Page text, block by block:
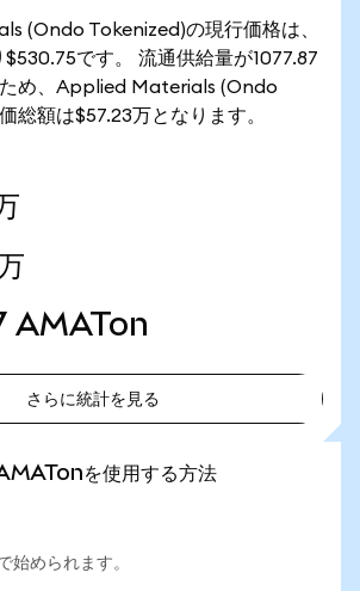
(Ondo Tokenized)の現行価格は、
です。 流通供給量が1077.87
め、Applied Materials (Ondo
総額は$57.23万となります。
AMATon
さらに統計を見る
を使用する方法
始められます。